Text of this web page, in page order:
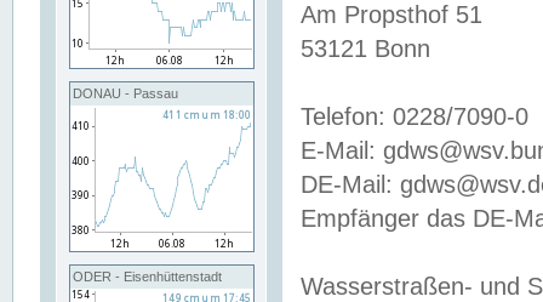
DONAU - Passau
ODER - Eisenhüttenstadt
Am Propsthof 51
53121 Bonn
Telefon: 0228/7090-0
E-Mail:
DE-Mail:
Empfänger das DE-
Wasserstraßen- und